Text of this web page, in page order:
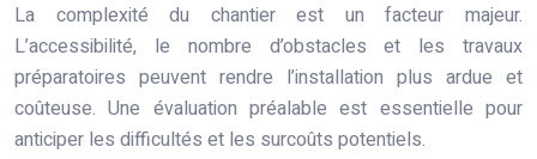
La complexité du chantier est un facteur majeur.
L’accessibilité, le nombre d’obstacles et les travaux
préparatoires peuvent rendre l’installation plus ardue et
coûteuse. Une évaluation préalable est essentielle pour
anticiper les difficultés et les surcoûts potentiels.